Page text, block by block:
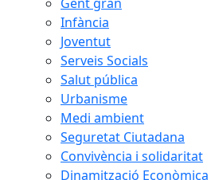
Infància
Joventut
Serveis Socials
Salut pública
Urbanisme
Medi ambient
Seguretat Ciutadana
Convivència i solidaritat
Dinamització Econòmica